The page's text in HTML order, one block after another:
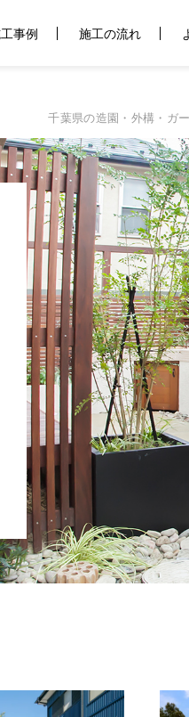
事例 施工の流れ
千葉県の造園・外構・ガ